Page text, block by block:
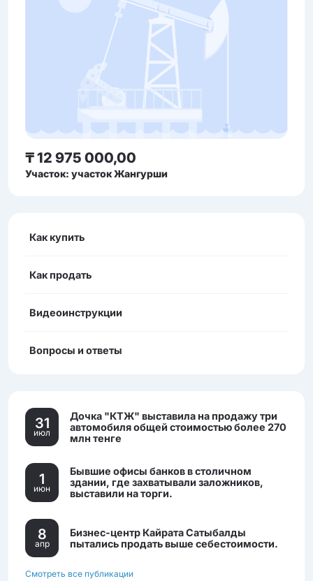
₸ 12 975 000,00
Участок: участок Жангурши
Как купить
Как продать
Видеоинструкции
Вопросы и ответы
31
июл
Дочка "КТЖ" выставила на продажу три
автомобиля общей стоимостью более 270
млн тенге
1
июн
Бывшие офисы банков в столичном
здании, где захватывали заложников,
выставили на торги.
8
апр
Бизнес-центр Кайрата Сатыбалды
пытались продать выше себестоимости.
Смотреть все публикации